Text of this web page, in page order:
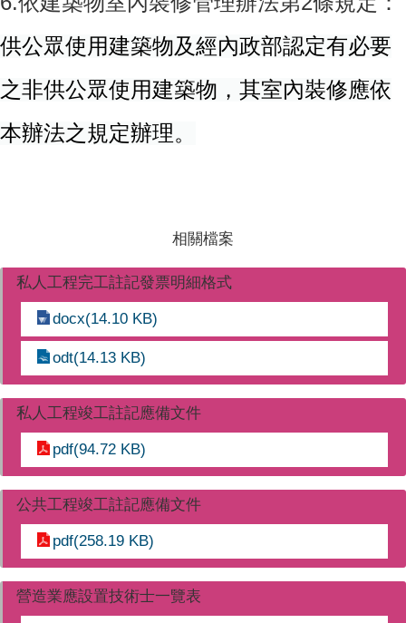
供公眾使用建築物及經內政部認定有必要
之非供公眾使用建築物，其室內裝修應依
本辦法之規定辦理。
相關檔案
私人工程完工註記發票明細格式
docx(14.10 KB)
odt(14.13 KB)
私人工程竣工註記應備文件
pdf(94.72 KB)
公共工程竣工註記應備文件
pdf(258.19 KB)
營造業應設置技術士一覽表